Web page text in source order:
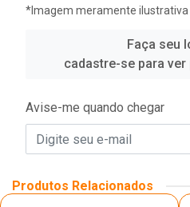
*Imagem meramente ilustrativa
Faça seu
cadastre-se para
Avise-me quando chegar
Produtos Relacionados